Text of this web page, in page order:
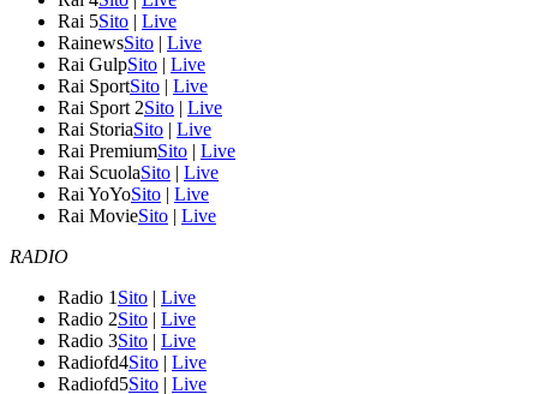
Rai 5Sito | Live
RainewsSito | Live
Rai GulpSito | Live
Rai SportSito | Live
Rai Sport 2Sito | Live
Rai StoriaSito | Live
Rai PremiumSito | Live
Rai ScuolaSito | Live
Rai YoYoSito | Live
Rai MovieSito | Live
RADIO
Radio 1 Sito | Live
Radio 2Sito | Live
Radio 3Sito | Live
Radiofd4Sito | Live
Radiofd5Sito | Live